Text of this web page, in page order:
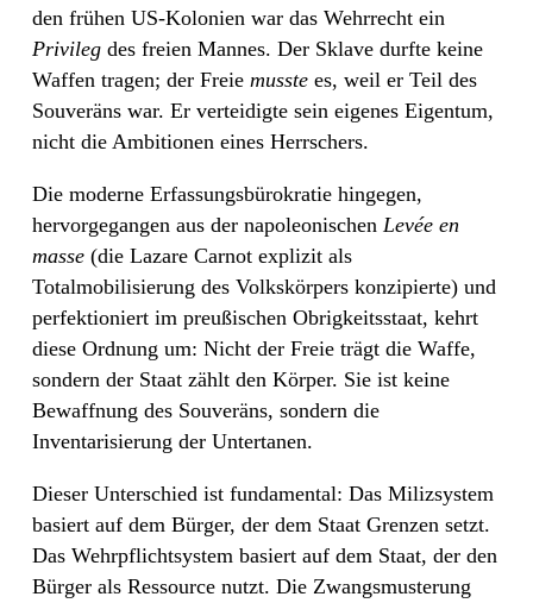
den frühen US-Kolonien war das Wehrrecht ein
Privileg des freien Mannes. Der Sklave durfte keine
Waffen tragen; der Freie musste es, weil er Teil des
Souveräns war. Er verteidigte sein eigenes Eigentum,
nicht die Ambitionen eines Herrschers.
Die moderne Erfassungsbürokratie hingegen,
hervorgegangen aus der napoleonischen Levée en
masse (die Lazare Carnot explizit als
Totalmobilisierung des Volkskörpers konzipierte) und
perfektioniert im preußischen Obrigkeitsstaat, kehrt
diese Ordnung um: Nicht der Freie trägt die Waffe,
sondern der Staat zählt den Körper. Sie ist keine
Bewaffnung des Souveräns, sondern die
Inventarisierung der Untertanen.
Dieser Unterschied ist fundamental: Das Milizsystem
basiert auf dem Bürger, der dem Staat Grenzen setzt.
Das Wehrpflichtsystem basiert auf dem Staat, der den
Bürger als Ressource nutzt. Die Zwangsmusterung